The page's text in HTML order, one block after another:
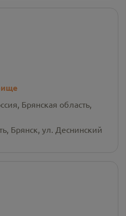
Брянская область,
Брянск, ул. Деснинский